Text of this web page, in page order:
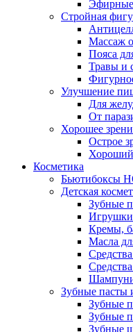
Эфирные
Стройная
Массаж
Пояса
Травы и
Улучшение
Для
От
Хорошее
Острое
Косметика
Бьютибоксы
Детская
Зубные
Игрушки
Кремы,
Масла
Шампуни
Зубные пасты
Зубные
Зубные
Зубные